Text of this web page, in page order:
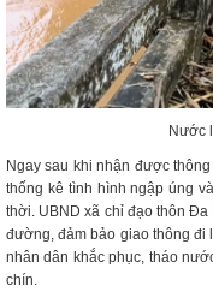
Nước
Ngay sau khi nhận được
thống kê tình hình ngập úng
thời. UBND xã chỉ đạo thôn
đường, đảm bảo giao thông đi
nhân dân khắc phục, tháo
chín.